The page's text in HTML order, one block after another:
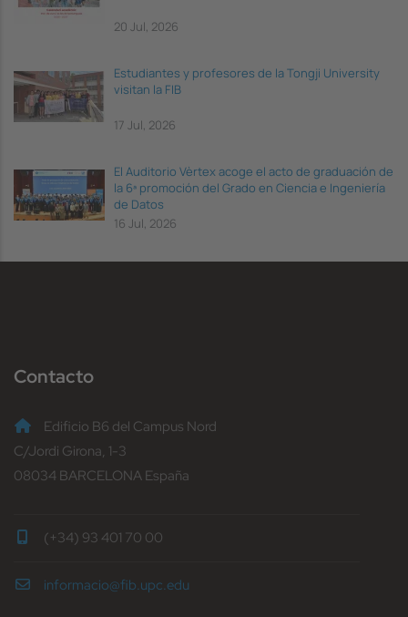
20 Jul, 2026
Estudiantes y profesores de la Tongji University
visitan la FIB
17 Jul, 2026
El Auditorio Vèrtex acoge el acto de graduación de
la 6ª promoción del Grado en Ciencia e Ingeniería
de Datos
16 Jul, 2026
Contacto
Edificio B6 del Campus Nord
C/Jordi Girona, 1-3
08034 BARCELONA España
(+34) 93 401 70 00
informacio@fib.upc.edu